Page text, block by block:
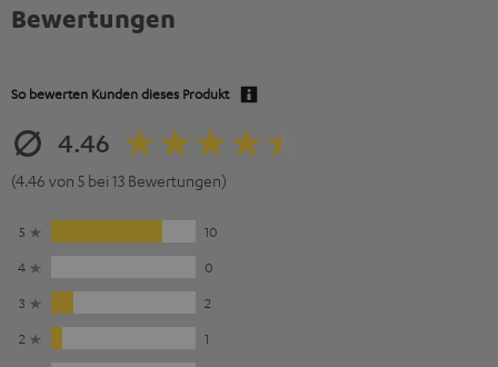
Bewertungen
So bewerten Kunden dieses Produkt
4.46
(4.46 von 5 bei 13 Bewertungen)
5
10
4
0
3
2
2
1